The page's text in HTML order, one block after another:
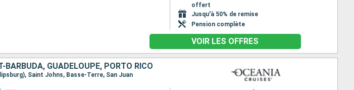
offert
Jusqu'à 50% de remise
Pension complète
VOIR LES OFFRES
GUADELOUPE, PORTO RICO
Saint Johns, Basse-Terre, San Juan